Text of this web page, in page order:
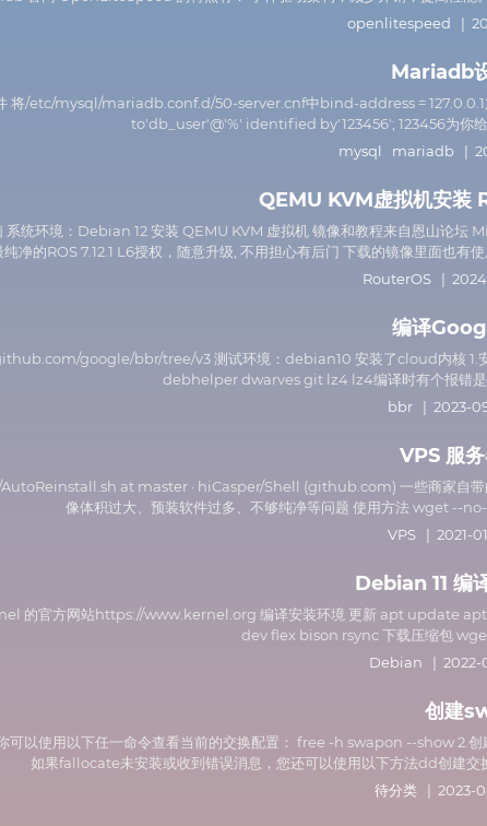
openlitespeed |
Mariadb
将/etc/mysql/mariadb.conf.d/50-server.cnf中bind-address =
to'db_user'@'%' identified by'123456'; 123456为你给
mysql
mariadb |
QEMU KVM虚拟机安装
系统环境：Debian 12 安装 QEMU KVM 虚拟机 镜像和教程来自恩山论坛
纯净的ROS 7.12.1 L6授权，随意升级, 不用担心有后门 下载的镜像里面也
RouterOS| 2024-
编译
google/bbr/tree/v3 测试环境：debian10 安装了cloud内核
debhelper dwarves git lz4 lz4编译时有个报错是
bbr| 2023-
VPS 服
at master · hiCasper/Shell (github.com) 一些商家自带
像体积过大、预装软件过多、不够纯净等问题 使用方法 wget
VPS | 2021-
Debian 11 编
的官方网站https://www.kernel.org 编译安装环境 更新 apt update
dev flex bison rsync 下载压缩包
Debian | 2022-
创建
可以使用以下任一命令查看当前的交换配置： free -h swapon --show 2.
如果fallocate未安装或收到错误消息，您还可以使用以下方法dd创建
待分类 | 2023-